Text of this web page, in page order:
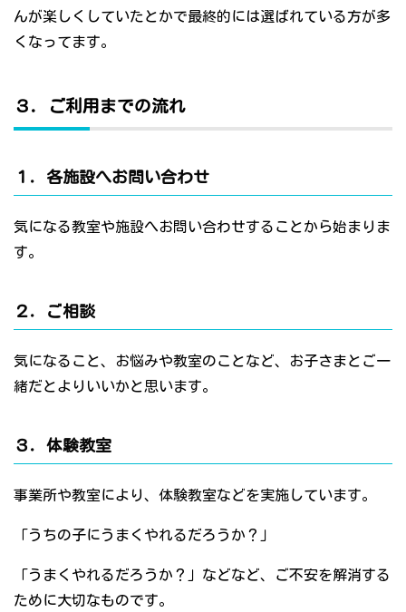
んが楽しくしていたとかで最終的には選ばれている方が多
くなってます。
３．ご利用までの流れ
１．各施設へお問い合わせ
気になる教室や施設へお問い合わせすることから始まりま
す。
２．ご相談
気になること、お悩みや教室のことなど、お子さまとご一
緒だとよりいいかと思います。
３．体験教室
事業所や教室により、体験教室などを実施しています。
「うちの子にうまくやれるだろうか？」
「うまくやれるだろうか？」などなど、ご不安を解消する
ために大切なものです。